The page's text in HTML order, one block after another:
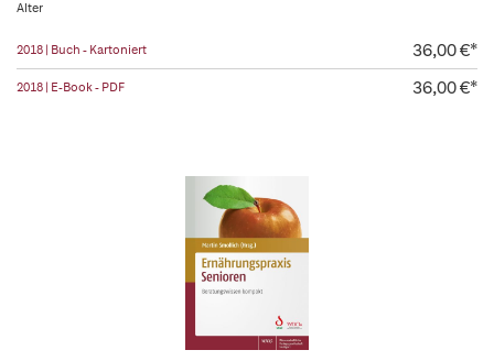
Alter
2018 | Buch - Kartoniert 36,00 €*
2018 | E-Book - PDF 36,00 €*